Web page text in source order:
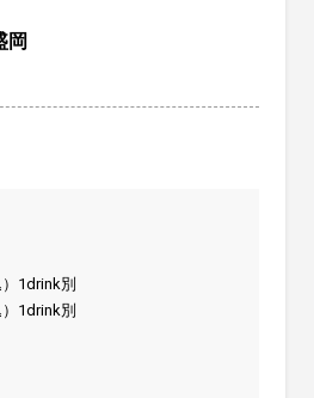
岡
1drink別
1drink別